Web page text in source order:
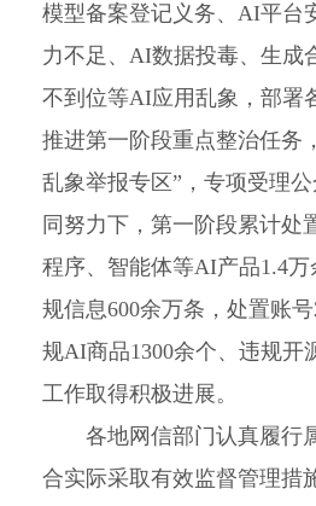
模型备案登记义务、AI平台
力不足、AI数据投毒、生成
不到位等AI应用乱象，部署
推进第一阶段重点整治任务
乱象举报专区”，专项受理
同努力下，第一阶段累计处
程序、智能体等AI产品1.4
规信息600余万条，处置账
规AI商品1300余个、违规开
工作取得积极进展。
各地网信部门认真履行
合实际采取有效监督管理措